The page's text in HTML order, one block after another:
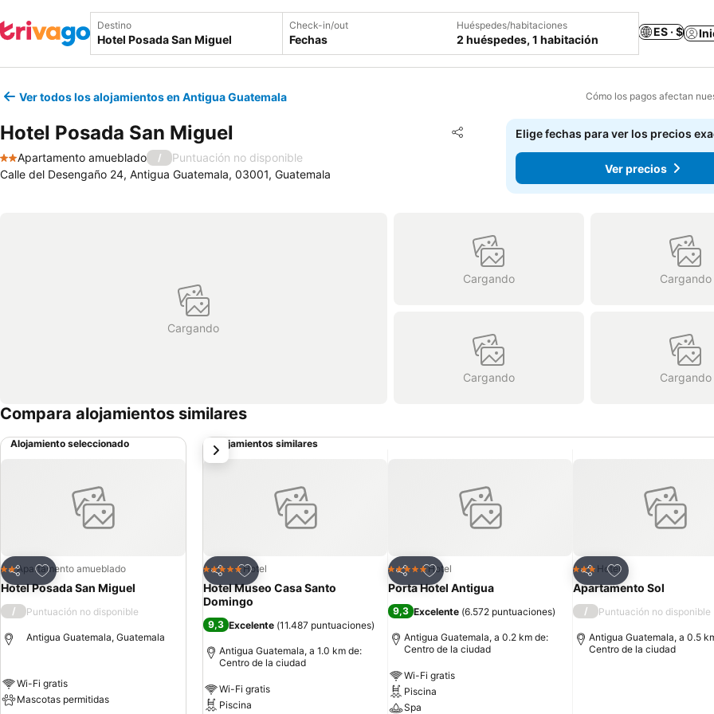
Destino Check-in/out
Fechas
Huéspedes/habitaciones
2 huéspedes, 1 habitación
ES · $
Ver todos los alojamientos en Antigua Guatemala Cómo los pagos afectan
Hotel Posada San Miguel Compartir
Agregar a favoritos
2 Estrellas
Apartamento amueblado /
Puntuación no disponible
Calle del Desengaño 24, Antigua Guatemala, 03001, Guatemala
Elige fechas para ver los precios
Ver precios
Cargando
Cargando Cargando
Cargando Cargando
Compara alojamientos similares
Alojamiento seleccionado
Compartir
Agregar a favoritos
2 Estrellas
Apartamento amueblado
Hotel Posada San Miguel
/ Puntuación no disponible
Antigua Guatemala, Guatemala
Wi-Fi gratis
Mascotas permitidas
Alojamientos similares
Compartir
Agregar a favoritos
5 EstrellasHotel
Hotel Museo Casa Santo
Domingo
9,3 Excelente (11.487 puntuaciones)
Antigua Guatemala, a 1.0 km de:
Centro de la ciudad
Wi-Fi gratis
Piscina
Compartir
Agregar a favoritos
5 EstrellasHotel
Porta Hotel Antigua
9,3 Excelente (6.572 puntuaciones)
Antigua Guatemala, a 0.2 km de:
Centro de la ciudad
Wi-Fi gratis
Piscina
Spa
Compartir
Agregar a
3 Estrellas
Hotel
Apartamento Sol
/ Puntuación no disponible
Antigua Guatemala, a 0.5
Centro de la ciudad
siguiente